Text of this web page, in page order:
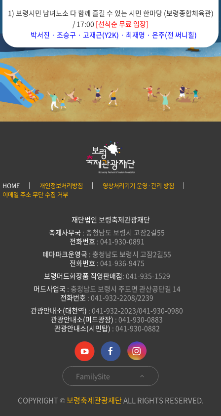
1) 보령시민 남녀노소 다 함께 즐길 수 있는 시민 한마당 (보령종합체육관)
/ 17:00 [선착순 무료 입장]
박서진 · 조승구 · 고재근(Y2K) · 최재명 · 은주(전 써니힐)
HOME 개인정보처리방침
영상처리기기 운영·관리 방침
이메일 주소 무단 수집 거부
재단법인 보령축제관광재단
축제사무국 : 충청남도 보령시 고잠2길55
전화번호 : 041-930-0891
테마파크운영국 : 충청남도 보령시 고잠2길55
전화번호 : 041-936-9475
보령머드화장품 직영판매점: 041-935-1529
머드사업국 : 충청남도 보령시 주포면 관산공단길 14
전화번호 : 041-932-2208/2239
관광안내소(대천역) : 041-932-2023/041-930-0980
관광안내소(머드광장) : 041-930-0883
관광안내소(시민탑) : 041-930-0882
FamilySite
COPYRIGHT ©보령축제관광재단ALL RIGHTS RESERVED.